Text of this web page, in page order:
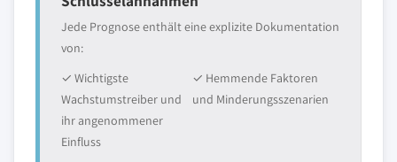
Jede Prognose enthält eine explizite Dokumentation
von:
✓ Wichtigste
Wachstumstreiber und
ihr angenommener
Einfluss
✓ Hemmende Faktoren
und Minderungsszenarien